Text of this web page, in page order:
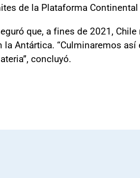
de la Plataforma
que, a fines de 2021,
Antártica. “Culminaremos
concluyó.